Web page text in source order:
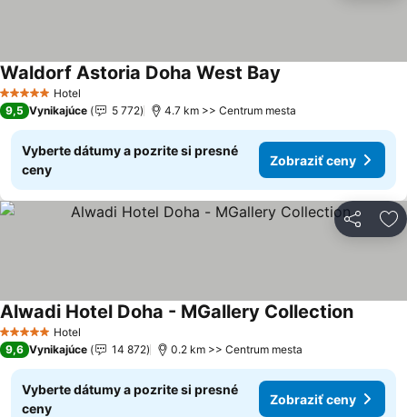
5 Počet hviezdičiek
Hotel
Waldorf Astoria Doha West Bay
9,5 Vynikajúce 5 772 4.7 km >> Centrum mesta
Vyberte dátumy a pozrite si presné
ceny
Zobraziť ceny
Zdieľať
5 Počet hviezdičiek
Hotel
Alwadi Hotel Doha - MGallery Collection
9,6 Vynikajúce 14 872 0.2 km >> Centrum mesta
Vyberte dátumy a pozrite si presné
ceny
Zobraziť ceny